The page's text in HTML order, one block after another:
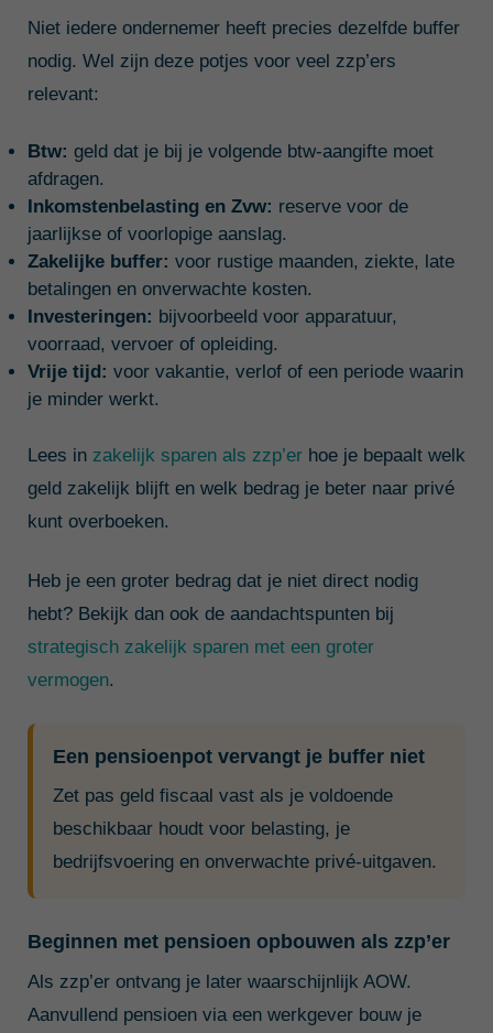
Niet iedere ondernemer heeft precies dezelfde buffer
nodig. Wel zijn deze potjes voor veel zzp’ers
relevant:
Btw: geld dat je bij je volgende btw-aangifte moet
afdragen.
Inkomstenbelasting en Zvw: reserve voor de
jaarlijkse of voorlopige aanslag.
Zakelijke buffer: voor rustige maanden, ziekte, late
betalingen en onverwachte kosten.
Investeringen: bijvoorbeeld voor apparatuur,
voorraad, vervoer of opleiding.
Vrije tijd: voor vakantie, verlof of een periode waarin
je minder werkt.
Lees in zakelijk sparen als zzp’er hoe je bepaalt welk
geld zakelijk blijft en welk bedrag je beter naar privé
kunt overboeken.
Heb je een groter bedrag dat je niet direct nodig
hebt? Bekijk dan ook de aandachtspunten bij
strategisch zakelijk sparen met een groter
vermogen.
Een pensioenpot vervangt je buffer niet
Zet pas geld fiscaal vast als je voldoende
beschikbaar houdt voor belasting, je
bedrijfsvoering en onverwachte privé-uitgaven.
Beginnen met pensioen opbouwen als zzp’er
Als zzp’er ontvang je later waarschijnlijk AOW.
Aanvullend pensioen via een werkgever bouw je